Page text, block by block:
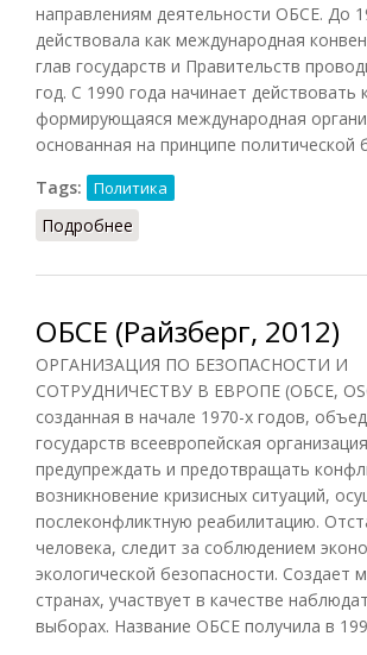
направлениям деятельности ОБСЕ. До
действовала как международная
глав государств и Правительств
год. С 1990 года начинает действовать
формирующаяся международная
основанная на принципе политической
Tags:
Политика
Подробнее
ОБСЕ (Райзберг, 2012)
ОРГАНИЗАЦИЯ ПО БЕЗОПАСНОСТИ И
СОТРУДНИЧЕСТВУ В ЕВРОПЕ (ОБСЕ,
созданная в начале 1970-х годов,
государств всеевропейская
предупреждать и предотвращать
возникновение кризисных ситуаций,
послеконфликтную реабилитацию.
человека, следит за соблюдением
экологической безопасности. Создает
странах, участвует в качестве
выборах. Название ОБСЕ получила в